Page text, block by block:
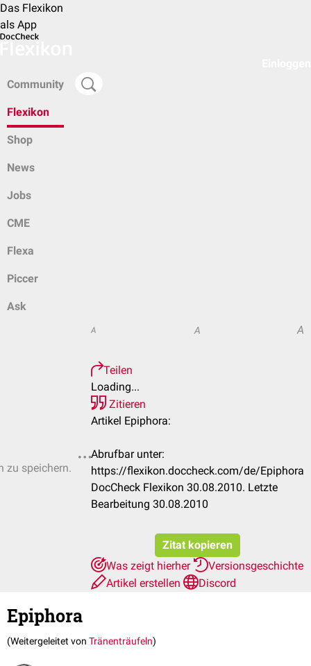
Das Flexikon
als App
Community
Flexikon
Shop
News
Jobs
CME
Flexa
Piccer
Ask
zu speichern.
A A A
Teilen
Loading...
Zitieren
Artikel Epiphora:
Abrufbar unter:
https://flexikon.doccheck.com/de/Epiphora
DocCheck Flexikon 30.08.2010. Letzte
Bearbeitung 30.08.2010
Zitat kopieren
Was zeigt hierher
Versionsgeschichte
Artikel erstellen
Discord
Epiphora
(Weitergeleitet von Tränenträufeln)